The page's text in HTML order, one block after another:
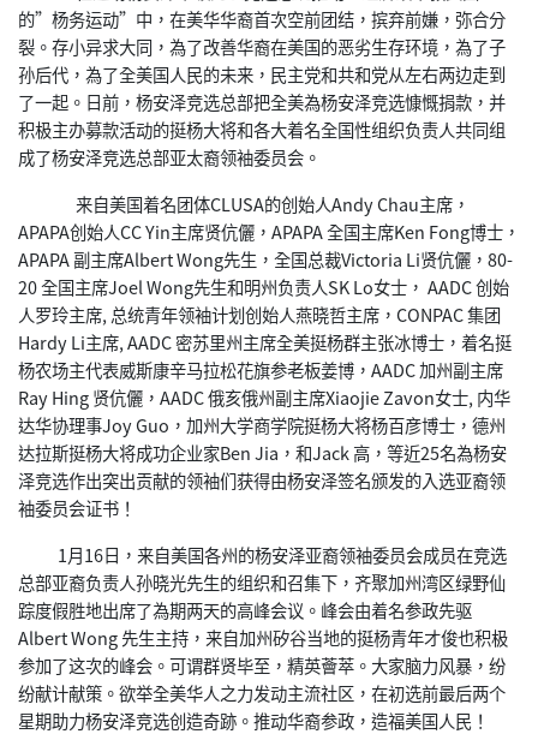
的”杨务运动”中，在美华华裔首次空前团结，摈弃前嫌，弥合分
裂。存小异求大同，為了改善华裔在美国的恶劣生存环境，為了子
孙后代，為了全美国人民的未来，民主党和共和党从左右两边走到
了一起。日前，杨安泽竞选总部把全美為杨安泽竞选慷慨捐款，并
积极主办募款活动的挺杨大将和各大着名全国性组织负责人共同组
成了杨安泽竞选总部亚太裔领袖委员会。
来自美国着名团体CLUSA的创始人Andy Chau主席，
APAPA创始人CC Yin主席贤伉儷，APAPA 全国主席Ken Fong博士，
APAPA 副主席Albert Wong先生，全国总裁Victoria Li贤伉儷，80-
20 全国主席Joel Wong先生和明州负责人SK Lo女士， AADC 创始
人罗玲主席, 总统青年领袖计划创始人燕晓哲主席，CONPAC 集团
Hardy Li主席, AADC 密苏里州主席全美挺杨群主张冰博士，着名挺
杨农场主代表威斯康辛马拉松花旗参老板姜博，AADC 加州副主席
Ray Hing 贤伉儷，AADC 俄亥俄州副主席Xiaojie Zavon女士, 内华
达华协理事Joy Guo，加州大学商学院挺杨大将杨百彦博士，德州
达拉斯挺杨大将成功企业家Ben Jia，和Jack 高，等近25名為杨安
泽竞选作出突出贡献的领袖们获得由杨安泽签名颁发的入选亚裔领
袖委员会证书！
1月16日，来自美国各州的杨安泽亚裔领袖委员会成员在竞选
总部亚裔负责人孙晓光先生的组织和召集下，齐聚加州湾区绿野仙
踪度假胜地出席了為期两天的高峰会议。峰会由着名参政先驱
Albert Wong 先生主持，来自加州矽谷当地的挺杨青年才俊也积极
参加了这次的峰会。可谓群贤毕至，精英薈萃。大家脑力风暴，纷
纷献计献策。欲举全美华人之力发动主流社区，在初选前最后两个
星期助力杨安泽竞选创造奇跡。推动华裔参政，造福美国人民！